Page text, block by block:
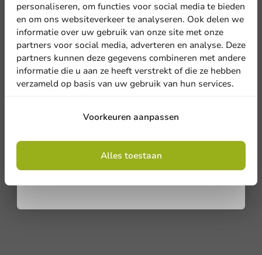
personaliseren, om functies voor social media te bieden
en om ons websiteverkeer te analyseren. Ook delen we
informatie over uw gebruik van onze site met onze
partners voor social media, adverteren en analyse. Deze
partners kunnen deze gegevens combineren met andere
informatie die u aan ze heeft verstrekt of die ze hebben
verzameld op basis van uw gebruik van hun services.
Voorkeuren aanpassen
Alles toestaan
Meld je aan voor onze
nieuwsbrief!
Aanmelden
Door je in te schrijven, ga je akkoord met de
algemene voorwaarden